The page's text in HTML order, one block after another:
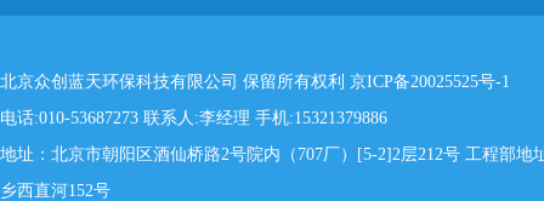
北京众创蓝天环保科技有限公司 保留所有权利 京ICP备20025525号-1
电话:010-53687273 联系人:李经理 手机:15321379886
地址：北京市朝阳区酒仙桥路2号院内（707厂）[5-2]2层212号 工程部地
乡西直河152号